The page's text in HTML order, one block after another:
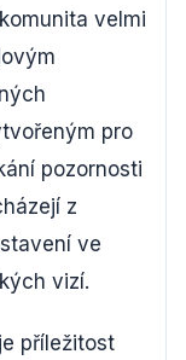
velmi
pro
pozornosti
z
ve
vizí.
příležitost